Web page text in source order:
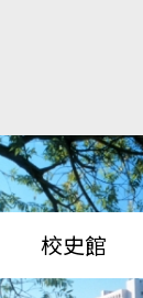
校史館